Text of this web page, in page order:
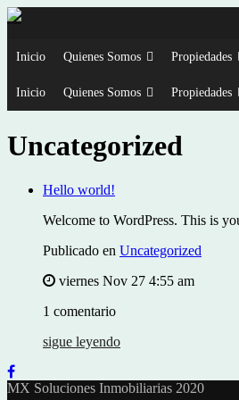
Inicio Quienes Somos Propiedades
Inicio Quienes Somos Propiedades
Uncategorized
Hello world!
Welcome to WordPress. This is
Publicado en Uncategorized
viernes Nov 27 4:55 am
1 comentario
sigue leyendo
MX Soluciones Inmobiliarias 2020